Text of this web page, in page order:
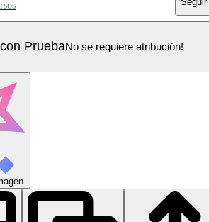
PruebaNo se requiere atribución!